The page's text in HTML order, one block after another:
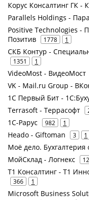
Корус Консалтинг ГК -
Parallels Holdings -
Positive Technologies -
Позитив
1778 1
СКБ Контур -
1351 1
VideoMost - ВидеоМост
VK - Mail.ru Group -
1С Первый Бит -
Terrasoft - Террасофт
1С-Рарус 982 1
Heado - Giftoman 3 1
Моё дело. Бухгалтерия
МойСклад - Логнекс
Т1 Консалтинг - Т1
366 1
Microsoft Business